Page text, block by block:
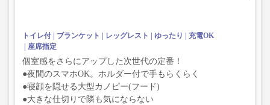
トイレ付 ブランケット レッグレスト ゆったり
充電OK
座席指定
個室感をさらにアップした次世代の定番！
●夜間のスマホOK。ホルダー付で手もらくらく
●寝顔を隠せる大型カノピー(フード)
●大きな仕切りで隣も気にならない